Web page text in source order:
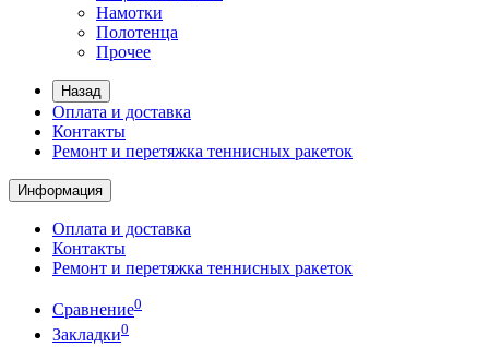
Намотки
Полотенца
Прочее
Назад
Оплата и доставка
Контакты
Ремонт и перетяжка теннисных ракеток
Информация
Оплата и доставка
Контакты
Ремонт и перетяжка теннисных ракеток
Сравнение0
Закладки0